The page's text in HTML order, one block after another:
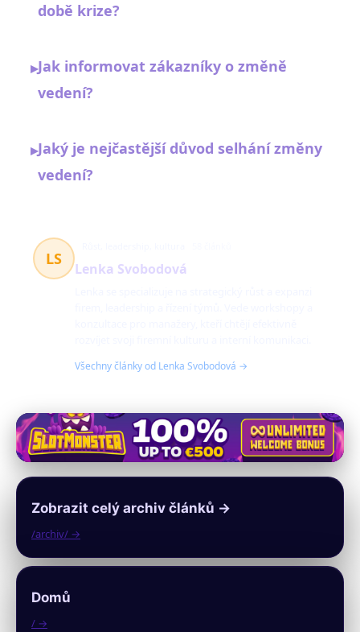
době krize?
▸Jak informovat zákazníky o změně
vedení?
▸Jaký je nejčastější důvod selhání změny
vedení?
LS
Lenka Svobodová
Všechny články od Lenka Svobodová →
Zobrazit celý archiv článků →
/archiv/ →
Domů
/ →